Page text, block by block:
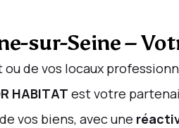
sur-Seine –
de vos locaux
HABITAT est votre
vos biens, avec une